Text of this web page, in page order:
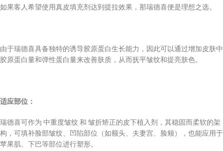
如果客人希望使用真皮填充剂达到提拉效果，那瑞德喜便是理想之选。
由于瑞德喜具备独特的诱导胶原蛋白生长能力，因此可以通过增加皮肤中
胶原蛋白量和弹性蛋白量来改善肤质，从而抚平皱纹和提亮肤色。
适应部位：
瑞德喜可作为 中重度皱纹 和 皱折矫正的皮下植入剂，其稳固而柔软的架
构，可填补脸部皱纹、凹陷部位（如额头、夫妻宫、脸颊），也能应用于
苹果肌、下巴等部位进行塑形。